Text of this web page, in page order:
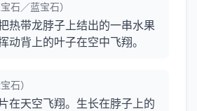
石／蓝宝石）
热带龙脖子上结出的一串水果
动背上的叶子在空中飞翔。
石）
在天空飞翔。生长在脖子上的